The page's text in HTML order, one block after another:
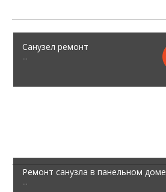
Санузел ремонт
...
Ремонт санузла в панельном доме
...